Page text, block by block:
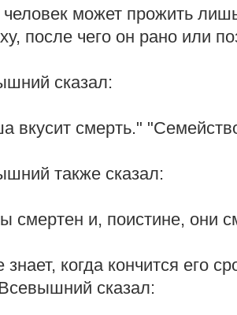
может прожить
после чего он рано или
сказал:
вкусит смерть."
также сказал:
смертен и, поистине, они
когда кончится его
сказал: